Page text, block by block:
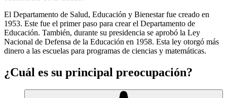
El Departamento de Salud, Educación y Bienestar fue creado en
1953. Este fue el primer paso para crear el Departamento de
Educación. También, durante su presidencia se aprobó la Ley
Nacional de Defensa de la Educación en 1958. Esta ley otorgó más
dinero a las escuelas para programas de ciencias y matemáticas.
¿Cuál es su principal preocupación?